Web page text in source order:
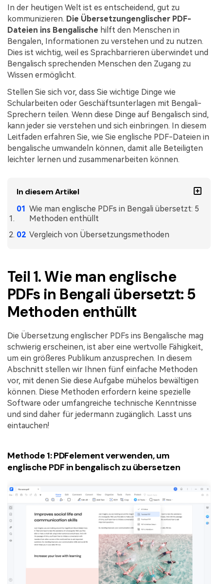
PDF OCR
PDF-Daten extrahieren
PDF freigeben
eSign PDFs rechtmäßig Neu
Bildung
Rechtliches
Gesundheitswesen
Regierung
Veröffentlichung
Kontakt zum Support
Was ist NEU
Benutzerhandbuch
PDFelement für Windows
PDFelement für Mac
PDFelement für iOS
PDFelement für Android
Mehr erfahren
Bewertungen
PDF-Wissen
PDF-bezogene Informationen, die Sie benötigen.
In der heutigen Welt ist es entscheidend, gut zu
kommunizieren. Die Übersetzungenglischer PDF-
Dateien ins Bengalische hilft den Menschen in
Bengalen, Informationen zu verstehen und zu nutzen.
Dies ist wichtig, weil es Sprachbarrieren überwindet und
Bengalisch sprechenden Menschen den Zugang zu
Wissen ermöglicht.
Stellen Sie sich vor, dass Sie wichtige Dinge wie
Schularbeiten oder Geschäftsunterlagen mit Bengali-
Sprechern teilen. Wenn diese Dinge auf Bengalisch sind,
kann jeder sie verstehen und sich einbringen. In diesem
Leitfaden erfahren Sie, wie Sie englische PDF-Dateien in
bengalische umwandeln können, damit alle Beteiligten
leichter lernen und zusammenarbeiten können.
In diesem Artikel
Wie man englische PDFs in Bengali übersetzt: 5
Methoden enthüllt
Vergleich von Übersetzungsmethoden
Teil 1. Wie man englische
PDFs in Bengali übersetzt: 5
Methoden enthüllt
Die Übersetzung englischer PDFs ins Bengalische mag
schwierig erscheinen, ist aber eine wertvolle Fähigkeit,
um ein größeres Publikum anzusprechen. In diesem
Abschnitt stellen wir Ihnen fünf einfache Methoden
vor, mit denen Sie diese Aufgabe mühelos bewältigen
können. Diese Methoden erfordern keine spezielle
Software oder umfangreiche technische Kenntnisse
und sind daher für jedermann zugänglich. Lasst uns
eintauchen!
Methode 1: PDFelement verwenden, um
englische PDF in bengalisch zu übersetzen